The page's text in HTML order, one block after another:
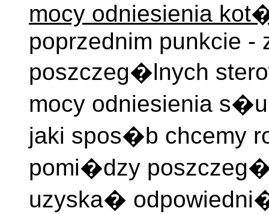
mocy odniesienia
poprzednim punkcie -
poszczeg�lnych
mocy odniesienia
jaki spos�b
pomi�dzy
uzyska�